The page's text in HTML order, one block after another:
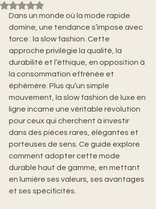
Noté NaN étoiles sur 5.
Dans un monde où la mode rapide
domine, une tendance s’impose avec
force : la slow fashion. Cette
approche privilégie la qualité, la
durabilité et l’éthique, en opposition à
la consommation effrénée et
éphémère. Plus qu’un simple
mouvement, la slow fashion de luxe en
ligne incarne une véritable révolution
pour ceux qui cherchent à investir
dans des pièces rares, élégantes et
porteuses de sens. Ce guide explore
comment adopter cette mode
durable haut de gamme, en mettant
en lumière ses valeurs, ses avantages
et ses spécificités.